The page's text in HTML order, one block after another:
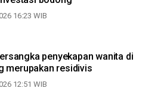
16:23 WIB
penyekapan wanita di
merupakan residivis
12:51 WIB